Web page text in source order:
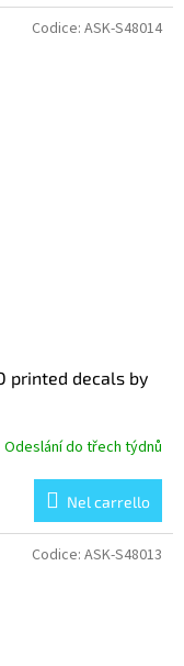
printed decals by
Odeslání do třech týdnů
Nel carrello
Codice: ASK-S48014
Codice: ASK-S48013